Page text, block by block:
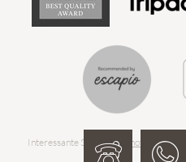
Interessante Seiten:Berghotel Südtirol
Infinity